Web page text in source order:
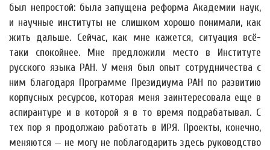
был непростой: была запущена реформа Академии наук,
и научные институты не слишком хорошо понимали, как
жить дальше. Сейчас, как мне кажется, ситуация всё-
таки спокойнее. Мне предложили место в Институте
русского языка РАН. У меня был опыт сотрудничества с
ним благодаря Программе Президиума РАН по развитию
корпусных ресурсов, которая меня заинтересовала еще в
аспирантуре и в которой я в то время подрабатывал. С
тех пор я продолжаю работать в ИРЯ. Проекты, конечно,
меняются — не могу не поблагодарить здесь руководство